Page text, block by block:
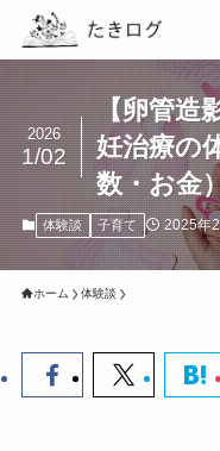
【卵管造
妊治療の
数・お金
2026
1/02
体験談 子育て 2025年
ホーム 体験談